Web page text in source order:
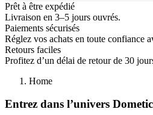
Prêt à être expédié
Livraison en 3–5 jours ouvrés.
Paiements sécurisés
Réglez vos achats en toute confiance
Retours faciles
Profitez d’un délai de retour de 30
Home
Entrez dans l’univers Dometic